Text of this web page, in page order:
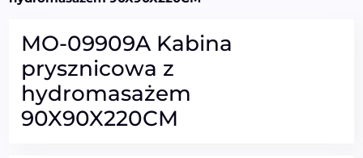
MO-09909A Kabina
prysznicowa z
hydromasażem
90X90X220CM